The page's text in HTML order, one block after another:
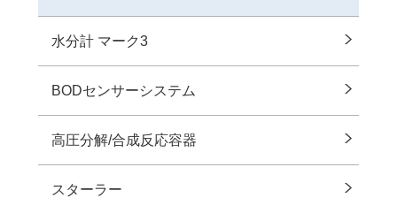
水分計 マーク3
BODセンサーシステム
⾼圧分解/合成反応容器
スターラー